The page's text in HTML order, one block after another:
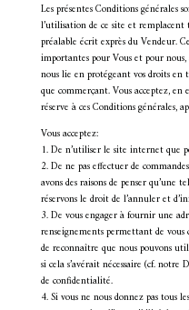
Les présentes Conditions générales
l’utilisation de ce site et remplacent
préalable écrit exprès du Vendeur.
importantes pour Vous et pour
nous lie en protégeant vos droits
que commerçant. Vous acceptez, en
réserve à ces Conditions générales,
Vous acceptez:
1. De n’utiliser le site internet que
2. De ne pas effectuer de
avons des raisons de penser qu’une
réservons le droit de l’annuler et
3. De vous engager à fournir une
renseignements permettant de
de reconnaître que nous pouvons
si cela s’avérait nécessaire (cf. notre
de confidentialité.
4. Si vous ne nous donnez pas tous